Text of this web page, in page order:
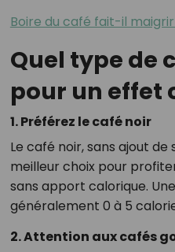
Boire du café fait-il
Quel type de
pour un effet
1. Préférez le café noir
Le café noir, sans ajout de
meilleur choix pour
sans apport calorique.
généralement 0 à 5
2. Attention aux cafés